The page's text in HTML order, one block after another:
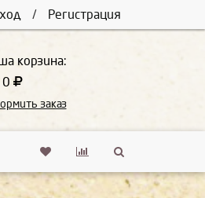
/ Регистрация
корзина:
0
заказ